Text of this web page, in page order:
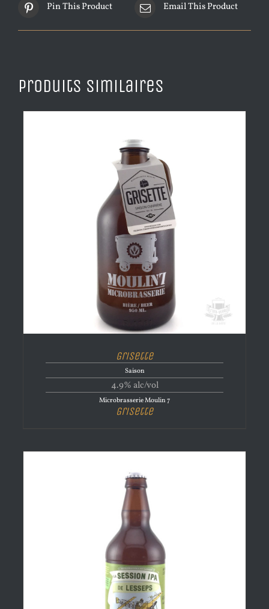
Pin This Product Email This Product
Produits similaires
Grisette
Saison
4.9% alc/vol
Microbrasserie Moulin 7
Grisette